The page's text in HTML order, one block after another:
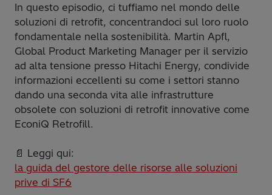
In questo episodio, ci tuffiamo nel mondo delle
soluzioni di retrofit, concentrandoci sul loro ruolo
fondamentale nella sostenibilità. Martin Apfl,
Global Product Marketing Manager per il servizio
ad alta tensione presso Hitachi Energy, condivide
informazioni eccellenti su come i settori stanno
dando una seconda vita alle infrastrutture
obsolete con soluzioni di retrofit innovative come
EconiQ Retrofill.
📄 Leggi qui:
la guida del gestore delle risorse alle soluzioni
prive di SF6